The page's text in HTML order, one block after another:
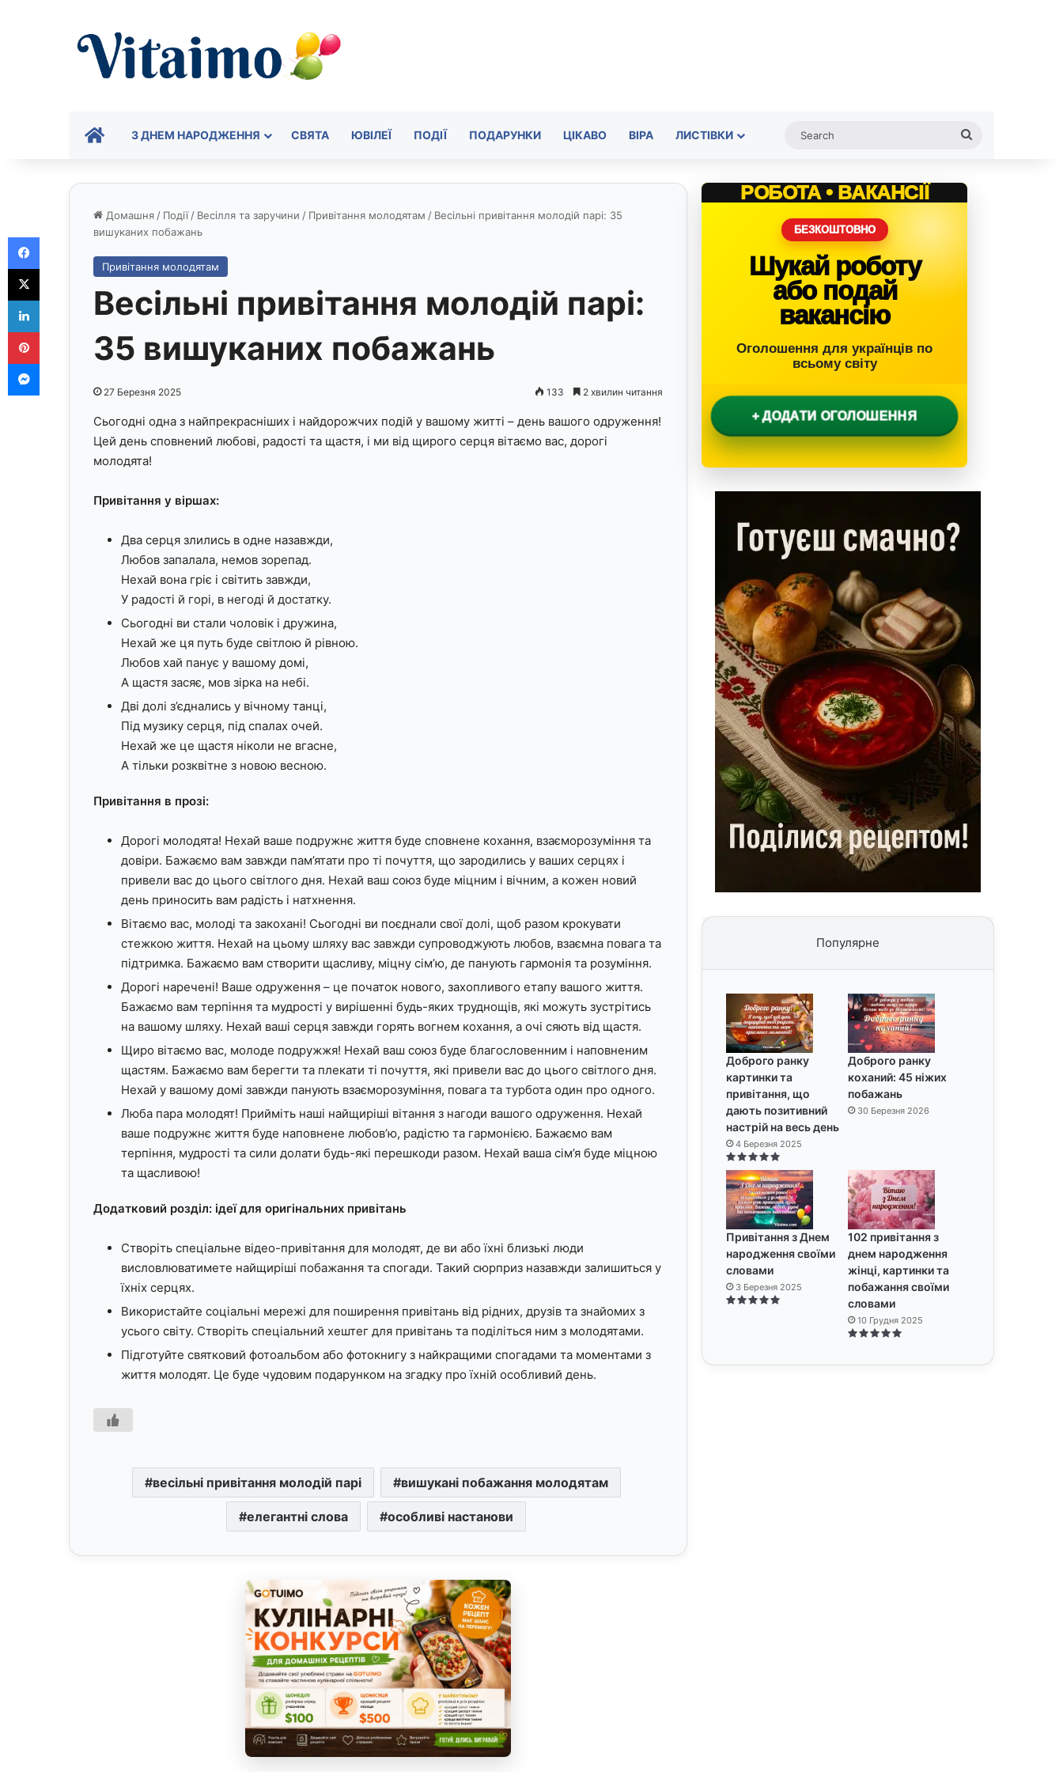
ГОЛОВНА
З ДНЕМ НАРОДЖЕННЯ СВЯТА ЮВІЛЕЇ ПОДІЇ ПОДАРУНКИ ЦІКАВО ВІРА ЛИСТІВКИ
Домашня / Події / Весілля та заручини / Привітання молодятам / Весільні привітання молодій парі: 35
вишуканих побажань
Привітання молодятам
Весільні привітання молодій парі:
35 вишуканих побажань
27 Березня 2025 133 2 хвилин читання
Сьогодні одна з найпрекрасніших і найдорожчих подій у вашому житті – день вашого одруження!
Цей день сповнений любові, радості та щастя, і ми від щирого серця вітаємо вас, дорогі
молодята!
Привітання у віршах:
Два серця злились в одне назавжди,
Любов запалала, немов зорепад.
Нехай вона гріє і світить завжди,
У радості й горі, в негоді й достатку.
Сьогодні ви стали чоловік і дружина,
Нехай же ця путь буде світлою й рівною.
Любов хай панує у вашому домі,
А щастя засяє, мов зірка на небі.
Дві долі з’єднались у вічному танці,
Під музику серця, під спалах очей.
Нехай же це щастя ніколи не вгасне,
А тільки розквітне з новою весною.
Привітання в прозі:
Дорогі молодята! Нехай ваше подружнє життя буде сповнене кохання, взаєморозуміння та
довіри. Бажаємо вам завжди пам’ятати про ті почуття, що зародились у ваших серцях і
привели вас до цього світлого дня. Нехай ваш союз буде міцним і вічним, а кожен новий
день приносить вам радість і натхнення.
Вітаємо вас, молоді та закохані! Сьогодні ви поєднали свої долі, щоб разом крокувати
стежкою життя. Нехай на цьому шляху вас завжди супроводжують любов, взаємна повага та
підтримка. Бажаємо вам створити щасливу, міцну сім’ю, де панують гармонія та розуміння.
Дорогі наречені! Ваше одруження – це початок нового, захопливого етапу вашого життя.
Бажаємо вам терпіння та мудрості у вирішенні будь-яких труднощів, які можуть зустрітись
на вашому шляху. Нехай ваші серця завжди горять вогнем кохання, а очі сяють від щастя.
Щиро вітаємо вас, молоде подружжя! Нехай ваш союз буде благословенним і наповненим
щастям. Бажаємо вам берегти та плекати ті почуття, які привели вас до цього світлого дня.
Нехай у вашому домі завжди панують взаєморозуміння, повага та турбота один про одного.
Люба пара молодят! Прийміть наші найщиріші вітання з нагоди вашого одруження. Нехай
ваше подружнє життя буде наповнене любов’ю, радістю та гармонією. Бажаємо вам
терпіння, мудрості та сили долати будь-які перешкоди разом. Нехай ваша сім’я буде міцною
та щасливою!
Додатковий розділ: ідеї для оригінальних привітань
Створіть спеціальне відео-привітання для молодят, де ви або їхні близькі люди
висловлюватимете найщиріші побажання та спогади. Такий сюрприз назавжди залишиться у
їхніх серцях.
Використайте соціальні мережі для поширення привітань від рідних, друзів та знайомих з
усього світу. Створіть спеціальний хештег для привітань та поділіться ним з молодятами.
Підготуйте святковий фотоальбом або фотокнигу з найкращими спогадами та моментами з
життя молодят. Це буде чудовим подарунком на згадку про їхній особливий день.
весільні привітання молодій парі вишукані побажання молодятам
елегантні слова особливі настанови
РОБОТА • ВАКАНСІЇ
БЕЗКОШТОВНО
Шукай роботу
або подай
вакансію
Оголошення для українців по
всьому світу
+ ДОДАТИ ОГОЛОШЕННЯ
Популярне
Доброго ранку
картинки та
привітання, що
дають позитивний
настрій на весь день
4 Березня 2025
Доброго ранку
коханий: 45 ніжих
побажань
30 Березня 2026
Привітання з Днем
народження своїми
словами
3 Березня 2025
102 привітання з
днем народження
жінці, картинки та
побажання своїми
словами
10 Грудня 2025